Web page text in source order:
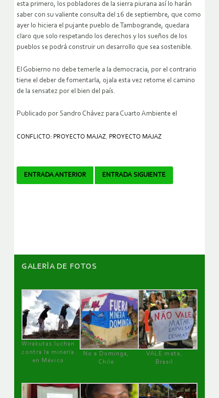
esta primero, los pobladores de la sierra piurana así lo harán
saber con su valiente consulta del 16 de septiembre, que como
ayer lo hiciera el pujante pueblo de Tambogrande, quedara
claro que solo respetando los derechos y los sueños de los
pueblos se podrá construir un desarrollo que sea sostenible.
El Gobierno no debe temerle a la democracia, por el contrario
tiene el deber de fomentarla, ojala esta vez retome el camino
de la sensatez por el bien del país.
Publicado por Sandro Chávez para Cuarto Ambiente el
CONFLICTO: PROYECTO MAJAZ, PROYECTO MAJAZ
Navegador
ENTRADA ANTERIOR ENTRADA SIGUIENTE
GALERÌA DE FOTOS
Wirakutas luchan
contra la minería
en México
No a Dominga,
Chile
VALE mata,
Brasil